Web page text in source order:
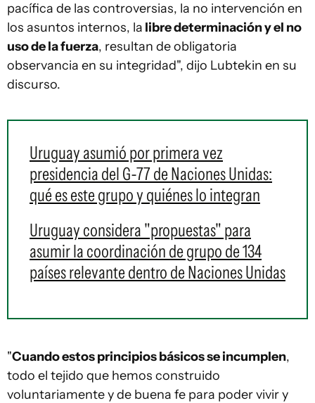
pacífica de las controversias, la no intervención en
los asuntos internos, la libre determinación y el no
uso de la fuerza, resultan de obligatoria
observancia en su integridad", dijo Lubtekin en su
discurso.
Uruguay asumió por primera vez
presidencia del G-77 de Naciones Unidas:
qué es este grupo y quiénes lo integran
Uruguay considera "propuestas" para
asumir la coordinación de grupo de 134
países relevante dentro de Naciones Unidas
"Cuando estos principios básicos se incumplen,
todo el tejido que hemos construido
voluntariamente y de buena fe para poder vivir y